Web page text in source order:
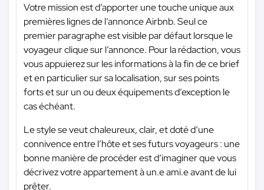
Votre mission est d’apporter une touche unique aux
premières lignes de l’annonce Airbnb. Seul ce
premier paragraphe est visible par défaut lorsque le
voyageur clique sur l’annonce. Pour la rédaction, vous
vous appuierez sur les informations à la fin de ce brief
et en particulier sur sa localisation, sur ses points
forts et sur un ou deux équipements d’exception le
cas échéant.
Le style se veut chaleureux, clair, et doté d’une
connivence entre l’hôte et ses futurs voyageurs : une
bonne manière de procéder est d’imaginer que vous
décrivez votre appartement à un.e ami.e avant de lui
prêter.